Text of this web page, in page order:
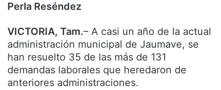
Perla Reséndez
VICTORIA, Tam.– A casi un año de la actual
administración municipal de Jaumave, se
han resuelto 35 de las más de 131
demandas laborales que heredaron de
anteriores administraciones.